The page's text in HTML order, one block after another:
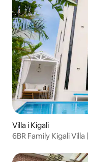
Villa i Kigali
6BR Family Kigali